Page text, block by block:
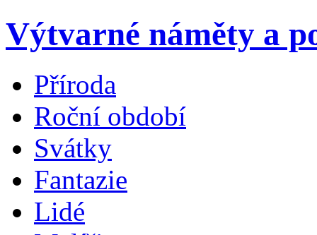
Výtvarné náměty a
Příroda
Roční období
Svátky
Fantazie
Lidé